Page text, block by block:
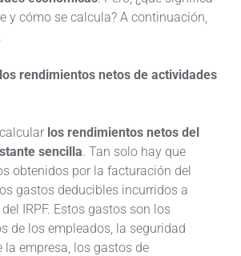
y cómo se calcula? A continuación,
rendimientos netos de actividades
los rendimientos netos del
sencilla. Tan solo hay que
obtenidos por la facturación del
gastos deducibles incurridos a
IRPF. Estos gastos son los
de los empleados, la seguridad
la empresa, los gastos de